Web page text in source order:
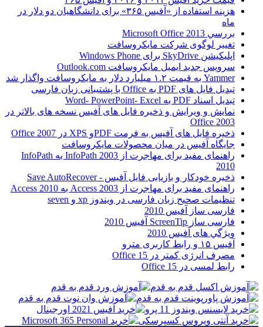
هزینه استفاده از «آفیس ۳۶۵» برای دانشگاهیان دو دلار در
ماه
بررسي Microsoft Office 2013
تغییر لوگوی شرکت مایکروسافت
اپلیکیشن SkyDrive برای Windows Phone
سرویس جدید ایمیل مایکروسافت Outlook.com
Yammer به قیمت ۱.۲ میلیارد دلار به مایکروسافت واگذار شد
تبدیل فایل های PDF به Office با پشتیبانی زبان فارسی
تبدیل اسناد PDF به Word- PowerPoint- Excel
نمایش و ویرایش و ذخیره فایل های آفیس نسخه های بالاتر در
Office 2003
ذخیره فایل های آفیس به فرمت PDFو XPS در Office 2007
جایگاه آفیس در میان محصولات مایکروسافت
راهنمای مفید برای مهاجرت از InfoPath 2003 به InfoPath
2010
ذخیره خودکار و بازیابی فایل آفیس - Save AutoRecover
راهنمای مفید برای مهاجرت از Access 2003 به Access 2010
تنظیمات صحیح زبان فارسی در ویندوز xp و seven
فارسی ساز آفیس 2010
فارسی ساز ScreenTip آفیس 2010
ويژگي های آفيس 2010
آفیس ۱۵ و رابط کاربری مترو
مصرف انرژی کمتر در Office 15
رابط لمسی در Office 15